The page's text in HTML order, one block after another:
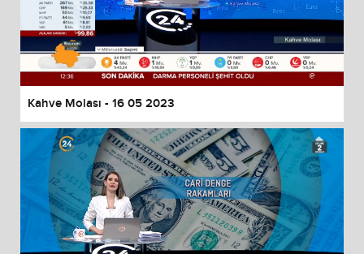
Kahve Molası - 16 05 2023